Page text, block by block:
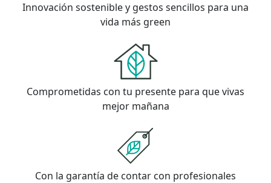
Innovación sostenible y gestos sencillos para una
vida más green
Comprometidas con tu presente para que vivas
mejor mañana
Con la garantía de contar con profesionales